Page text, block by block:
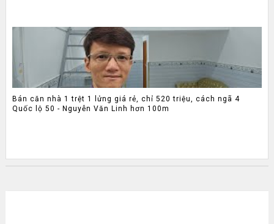
Bán căn nhà 1 trệt 1 lửng giá rẻ, chỉ 520 triệu, cách ngã 4
Quốc lộ 50 - Nguyễn Văn Linh hơn 100m